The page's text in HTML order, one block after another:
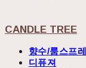
CANDLE TREE
향수/룸스프
디퓨져